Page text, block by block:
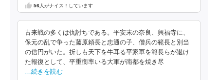
56人がナイス！しています
古来戦の多くは仇討ちである。平安末の奈良、興福寺に、
保元の乱で争った藤原頼長と忠通の子、僧兵の範長と別当
の信円がいた。折しも天下を牛耳る平家軍を範長らが退け
た報復として、平重衡率いる大軍が南都を焼き尽
…続きを読む